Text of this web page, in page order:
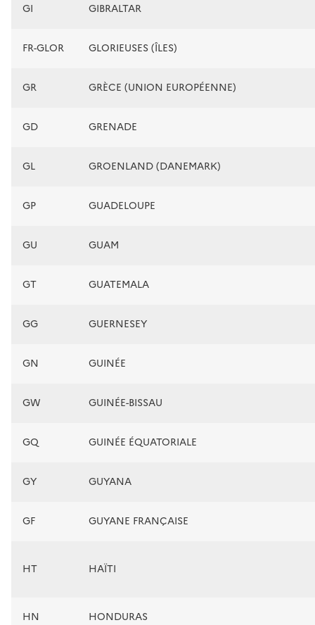
GI GIBRALTAR
FR-GLOR GLORIEUSES (ÎLES)
GR GRÈCE (UNION EUROPÉENNE)
GD GRENADE
GL GROENLAND (DANEMARK)
GP GUADELOUPE
GU GUAM
GT GUATEMALA
GG GUERNESEY
GN GUINÉE
GW GUINÉE-BISSAU
GQ GUINÉE ÉQUATORIALE
GY GUYANA
GF GUYANE FRANÇAISE
HT HAÏTI
HN HONDURAS